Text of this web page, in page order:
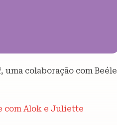
, uma colaboração com Beéle
com Alok e Juliette